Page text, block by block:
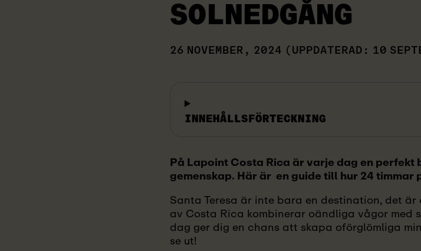
SOLNEDGÅNG
26 NOVEMBER, 2024 (UPPDATERAD: 10
INNEHÅLLSFÖRTECKNING
På Lapoint Costa Rica är varje dag en
gemenskap. Här är en guide till hur 24 timmar
Santa Teresa är inte bara en destination, det
av Costa Rica kombinerar oändliga vågor med
dag ger dig en chans att skapa oförglömliga
se ut!